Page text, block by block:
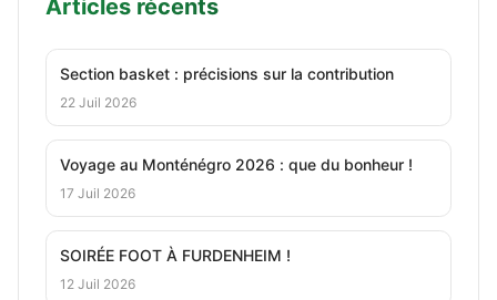
Articles récents
Section basket : précisions sur la contribution
22 Juil 2026
Voyage au Monténégro 2026 : que du bonheur !
17 Juil 2026
SOIRÉE FOOT À FURDENHEIM !
12 Juil 2026